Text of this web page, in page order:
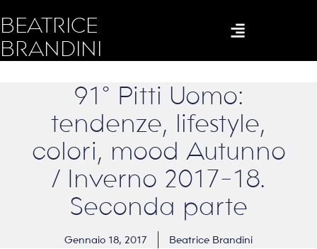
BEATRICE
BRANDINI
91° Pitti Uomo:
tendenze, lifestyle,
colori, mood Autunno
/ Inverno 2017-18.
Seconda parte
Gennaio 18, 2017 Beatrice Brandini